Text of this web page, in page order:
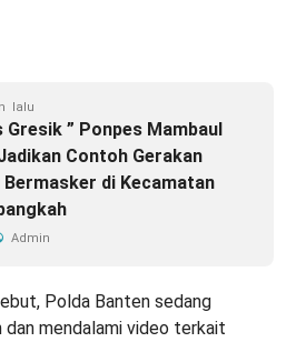
lalu
Gresik ” Ponpes Mambaul
Contoh Gerakan
di Kecamatan
Admin
Polda Banten sedang
dan mendalami video terkait